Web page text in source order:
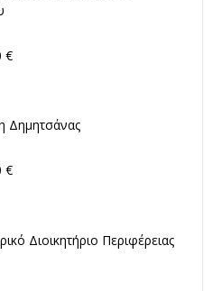
€
Δημητσάνας
€
Διοικητήριο Περιφέρειας